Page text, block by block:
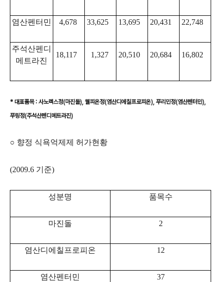
염산펜터민 4,678 33,625 13,695 20,431 22,748
주석산펜디
메트라진
18,117 1,327 20,510 20,684 16,802
* 대표품목 : 사노렉스정(마진돌), 웰피온정(염산디에칠프로피온), 푸리민정(염산펜터민),
푸링정(주석산펜디메트라진)
○ 향정 식욕억제제 허가현황
(2009.6 기준)
성분명 품목수
마진돌 2
염산디에칠프로피온 12
염산펜터민 37